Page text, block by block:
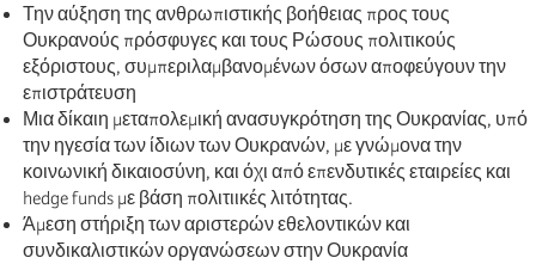
Την αύξηση της ανθρωπιστικής βοήθειας προς τους
Ουκρανούς πρόσφυγες και τους Ρώσους πολιτικούς
εξόριστους, συμπεριλαμβανομένων όσων αποφεύγουν την
επιστράτευση
Μια δίκαιη μεταπολεμική ανασυγκρότηση της Ουκρανίας, υπό
την ηγεσία των ίδιων των Ουκρανών, με γνώμονα την
κοινωνική δικαιοσύνη, και όχι από επενδυτικές εταιρείες και
hedge funds με βάση πολιτιικές λιτότητας.
Άμεση στήριξη των αριστερών εθελοντικών και
συνδικαλιστικών οργανώσεων στην Ουκρανία